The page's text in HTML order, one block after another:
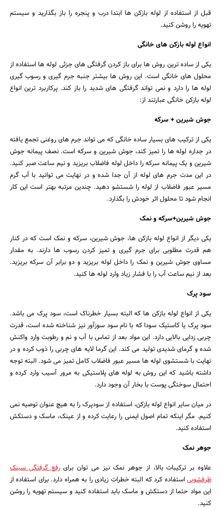
جستجو
قبل از استفاده از لوله بازکن ها ابتدا درب و پنجره را باز بگذارید و سیستم
تهویه را روشن کنید.
انواع لوله بازکن های خانگی
یکی از ساده ترین روش ها برای باز کردن گرفتگی های جزئی لوله ها استفاده از
محلول های خانگی است. این روش ها بیشتر جنبه جرم گیری و رسوب گیری
لوله ها را دارد و نمی تواند گرفتگی های شدید را باز کند. پرکاربرد ترین انواع
لوله بازکن خانگی عبارتند از:
جوش شیرین + سرکه
یکی از ترکیب های بسیار ساده خانگی که می تواند جرم های روغنی تجمع یافته
در جداره لوله ها را تمیز کند، جوش شیرین و سرکه است. نصف پیمانه جوش
شیرین و یک پیمانه سرکه را داخل لوله فاضلاب بریزید و نیم ساعت صبر کنید.
در این مدت جرم های لوله از آن جدا شده و در نهایت می توانید با آب گرم
مسیر عبور فاضلاب از لوله را شستشو دهید. چندین مرتبه بهتر است این کار
انجام شود تا محلول اثر خودش را بگذارد.
جوش شیرین+سرکه و نمک
یکی دیگر از انواع لوله بازکن ها، جوش شیرین، سرکه و نمک است که در کنار
هم قدرت مطلوبی برای جرم گیری و تمیز کردن رسوب ها دارند. به مقدار
مساوی جوش شیرین و نمک را داخل لوله بریزید و دو برابر آن سرکه بریزید.
بعد از نیم ساعت آب را با فشار زیاد وارد لوله ها کنید.
سود پرک
یکی از انواع لوله بازکن ها که البته بسیار خطرناک است، سود پرک می باشد.
سود پرک یا کاستیک سودا که با نام سود سوزآور نیز شناخته شده است، قدرت
چربی زدایی بالایی دارد. این مواد بعد از تماس با آب و نم و رطوبت وارد واکنش
شده و گرمای شدیدی تولید می کند. این گرما لایه های چربی را ذوب کرده و در
نهایت با شستشوی لوله ها مسیر عبور فاضلاب کامل تمیز می شود. البته توجه
داشته باشید که این روش به لوله های پلاستیکی به مرور آسیب وارد کرده و
احتمال سوختگی پوست با بخار آن وجود دارد.
در میان سایر انواع لوله بازکن، استفاده از سودپرک را به هیچ عنوان توصیه نمی
کنیم. مگر اینکه تمام اصول ایمنی را رعایت کرده و از عینک، ماسک و دستکش
استفاده کنید.
جوهر نمک
علاوه بر ترکیبات بالا، از جوهر نمک نیز می توان برایرفع گرفتگی سینک
ظرفشوییاستفاده کرد که البته خطرات زیادی را به همراه دارد. برای استفاده از
این مواد حتما از دستکش و ماسک باید استفاده کنید و سیستم تهویه را روشن
کنید.